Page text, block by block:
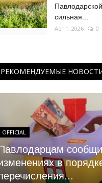
сильная...
Авг 1, 2026 0
РЕКОМЕНДУЕМЫЕ
OFFICIAL
в